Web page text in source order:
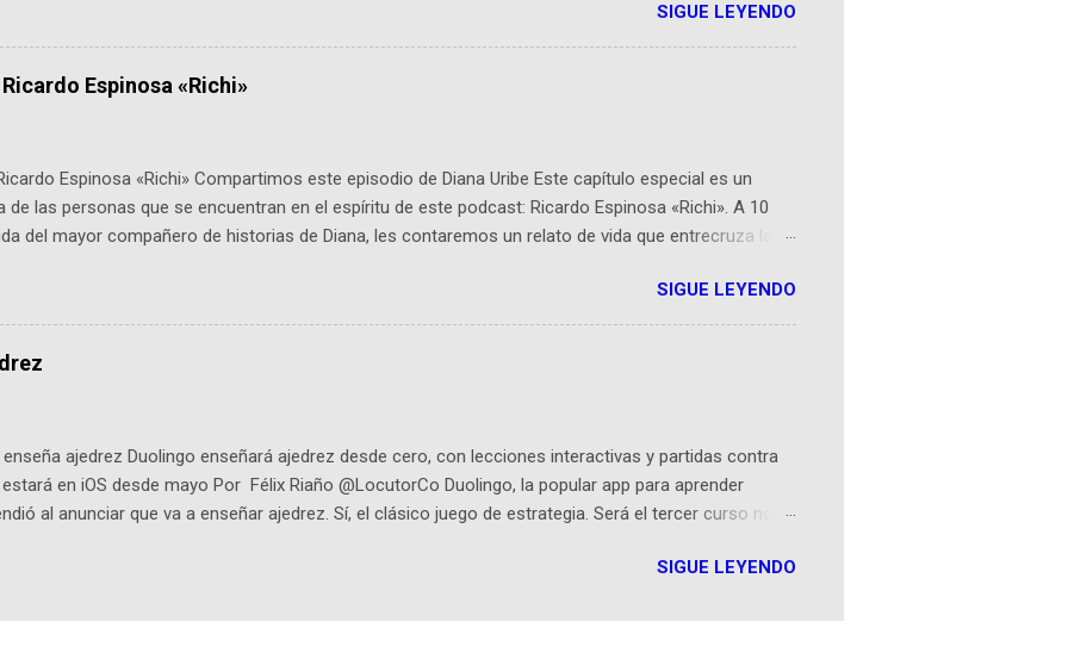
es ActInSpace y por qué importa en Bogotá ActInSpace es una competencia mundial que opera en
tienen 24 horas para idear startups basadas en tecnologías espaciales como satélites y
con un evento gratuito el 30 de enero a las 10:00 a. m. en el Planetario (calle 26B #5-93), in...
SIGUE LEYENDO
Espinosa «Richi»
Espinosa «Richi» Compartimos este episodio de Diana Uribe Este capítulo especial es un
de las personas que se encuentran en el espíritu de este podcast: Ricardo Espinosa «Richi». A 10
del mayor compañero de historias de Diana, les contaremos un relato de vida que entrecruza la
viene "la fuerza poderosa", del relato viviente que encarna una joven librera de Barichara y de
un personaje de gabán y sombrero que parecía sacado directamente de una novela de espías
-La colección Ricardo Espinosa: los cómics, las novelas y los libros reunidos por Richi hoy se
en la Biblioteca Luis Ángel Arango ¡Síguenos en nuestras Redes Sociales! Facebook:
SIGUE LEYENDO
ajedrez Duolingo enseñará ajedrez desde cero, con lecciones interactivas y partidas contra
en iOS desde mayo Por Félix Riaño @LocutorCo Duolingo, la popular app para aprender
al anunciar que va a enseñar ajedrez. Sí, el clásico juego de estrategia. Será el tercer curso no
primero en inglés. Los usuarios aprenderán desde lo más básico, como mover un alfil, hasta jugar
y ayudas visuales. ¿Será posible que una app que antes nos enseñó francés, ahora nos
SIGUE LEYENDO